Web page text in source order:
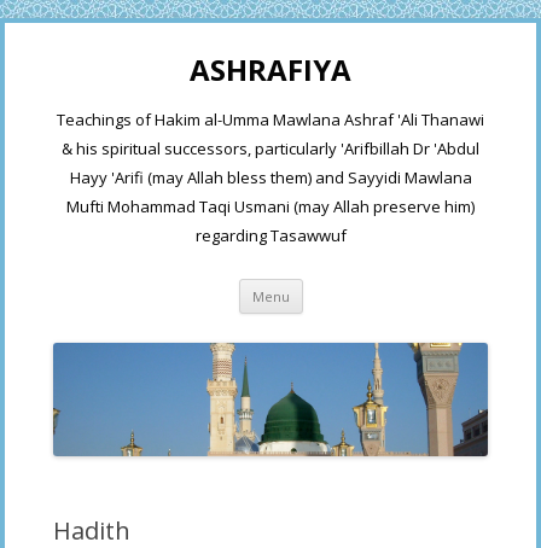
ASHRAFIYA
Teachings of Hakim al-Umma Mawlana Ashraf 'Ali Thanawi
& his spiritual successors, particularly 'Arifbillah Dr 'Abdul
Hayy 'Arifi (may Allah bless them) and Sayyidi Mawlana
Mufti Mohammad Taqi Usmani (may Allah preserve him)
regarding Tasawwuf
Menu Skip
content
Hadith